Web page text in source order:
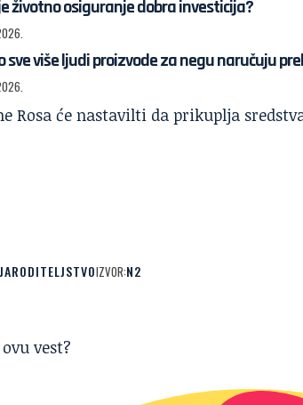
životno osiguranje dobra investicija?
sve više ljudi proizvode za negu naručuju
Rosa će nastavilti da prikuplja
RODITELJSTVOIZVOR:N2
vest?